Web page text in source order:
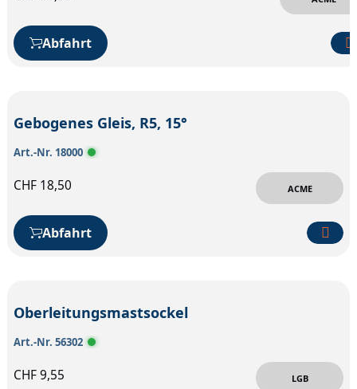
Abfahrt
Gebogenes Gleis, R5, 15°
Art.-Nr. 18000
CHF 18,50 ACME
Abfahrt
Oberleitungsmastsockel
Art.-Nr. 56302
CHF9,55 LGB